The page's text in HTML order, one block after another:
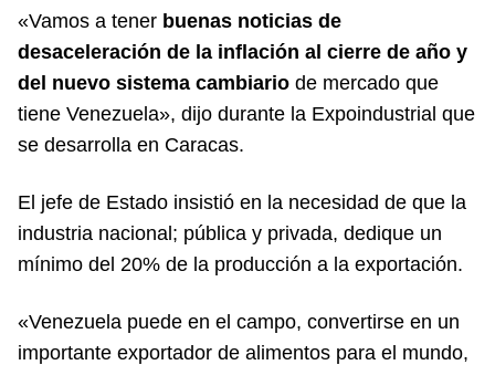
«Vamos a tener buenas noticias de
desaceleración de la inflación al cierre de año y
del nuevo sistema cambiario de mercado que
tiene Venezuela», dijo durante la Expoindustrial que
se desarrolla en Caracas.
El jefe de Estado insistió en la necesidad de que la
industria nacional; pública y privada, dedique un
mínimo del 20% de la producción a la exportación.
«Venezuela puede en el campo, convertirse en un
importante exportador de alimentos para el mundo,